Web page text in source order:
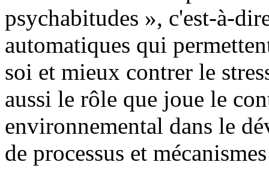
psychabitudes », c'est-à-
automatiques qui
soi et mieux contrer le
aussi le rôle que joue le
environnemental dans le
de processus et